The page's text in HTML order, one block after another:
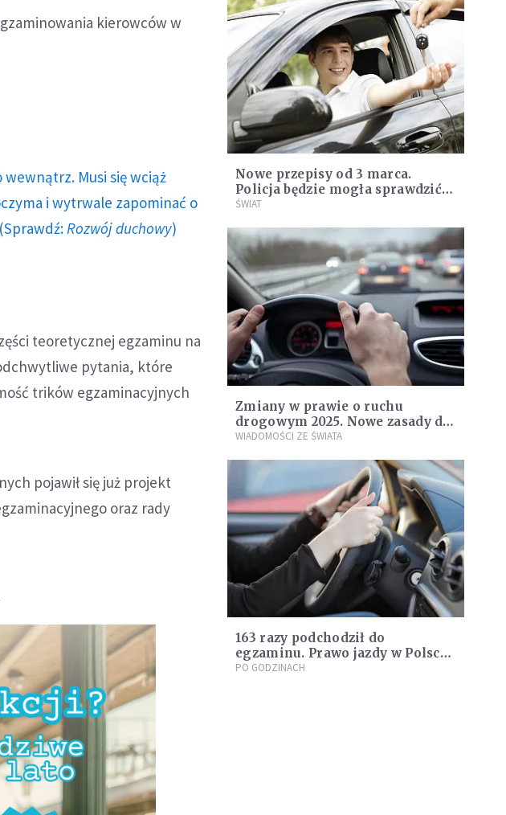
kierowców w
wewnątrz. Musi się wciąż
i wytrwale zapominać o
Rozwój duchowy)
teoretycznej egzaminu na
pytania, które
trików egzaminacyjnych
pojawił się już projekt
oraz rady
Nowe przepisy od 3 marca.
Policja będzie mogła sprawdzić
trzeźwość pasażera
ŚWIAT
Zmiany w prawie o ruchu
drogowym 2025. Nowe zasady dla
młodych kierowców i surowsze
WIADOMOŚCI ZE ŚWIATA
163 razy podchodził do
egzaminu. Prawo jazdy w Polsce
to stres, nie test umiejętności
PO GODZINACH